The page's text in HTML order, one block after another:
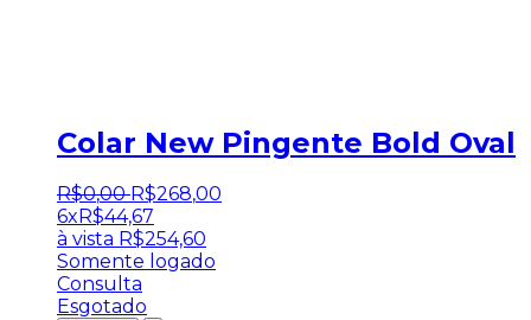
Colar New Pingente Bold Oval
R$0,00 R$268,00
6x R$44,67
à vista R$254,60
Somente logado
Consulta
Esgotado